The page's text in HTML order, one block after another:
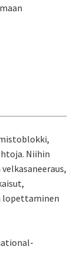
Niihin
lopettaminen